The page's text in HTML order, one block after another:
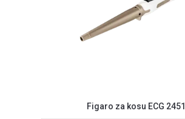
Figaro za kosu ECG 2451